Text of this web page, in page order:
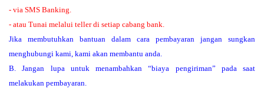
- via SMS Banking.
- atau Tunai melalui teller di setiap cabang bank.
Jika membutuhkan bantuan dalam cara pembayaran jangan sungkan
menghubungi kami, kami akan membantu anda.
B. Jangan lupa untuk menambahkan “biaya pengiriman” pada saat
melakukan pembayaran.